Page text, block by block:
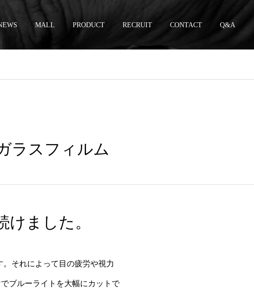
MALL PRODUCT RECRUIT CONTACT Q&A
ラスフィルム
ました。
それによって目の疲労や視力
ブルーライトを大幅にカットで